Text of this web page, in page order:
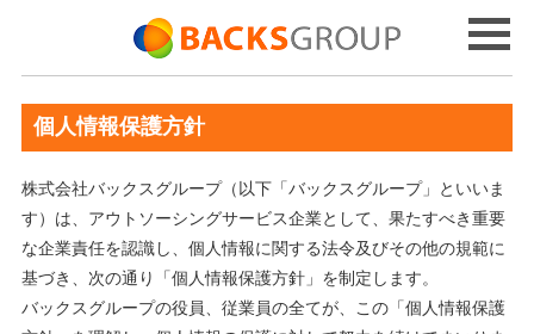
個人情報保護方針
株式会社バックスグループ（以下「バックスグループ」といいま
す）は、アウトソーシングサービス企業として、果たすべき重要
な企業責任を認識し、個人情報に関する法令及びその他の規範に
基づき、次の通り「個人情報保護方針」を制定します。
バックスグループの役員、従業員の全てが、この「個人情報保護